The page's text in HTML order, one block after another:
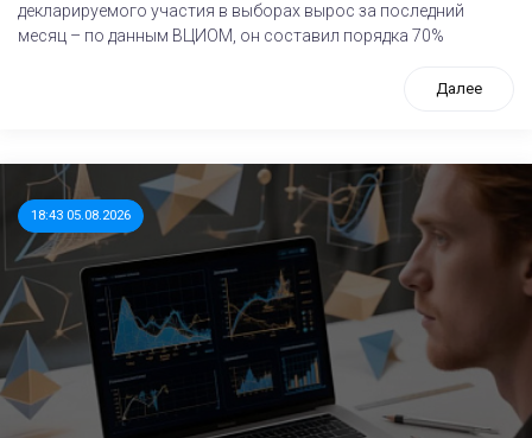
декларируемого участия в выборах вырос за последний
месяц – по данным ВЦИОМ, он составил порядка 70%
Далее
18:43 05.08.2026